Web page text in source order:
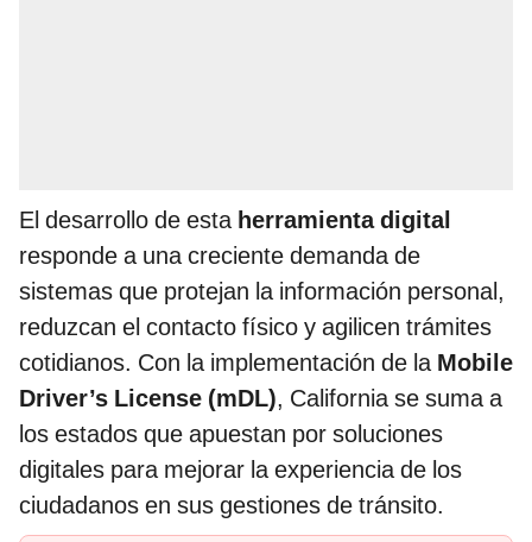
El desarrollo de estaherramienta digital
responde a una creciente demanda de
sistemas que protejan la información personal,
reduzcan el contacto físico y agilicen trámites
cotidianos. Con la implementación de la Mobile
Driver’s License (mDL), California se suma a
los estados que apuestan por soluciones
digitales para mejorar la experiencia de los
ciudadanos en sus gestiones de tránsito.